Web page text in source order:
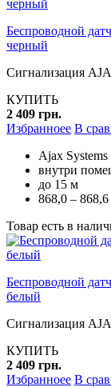
Беспроводной
черный
Сигнализация
КУПИТЬ
2 409 грн.
Избранноее В
Ajax Systems
внутри
до 15 м
868,0 –
Товар есть в
Беспроводной
белый
Сигнализация
КУПИТЬ
2 409 грн.
Избранноее В